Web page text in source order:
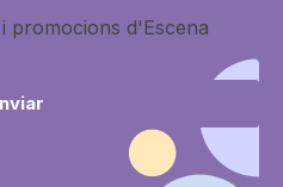
promocions d'Escena